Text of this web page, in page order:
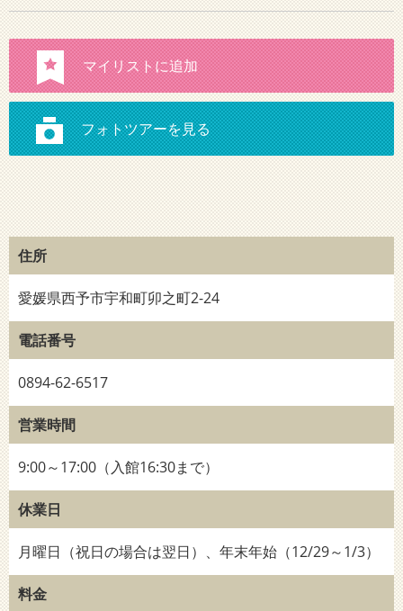
住所
愛媛県西予市宇和町卯之町2-24
電話番号
0894-62-6517
営業時間
9:00～17:00（入館16:30まで）
休業日
月曜日（祝日の場合は翌日）、年末年始（12/29～1/3）
料金